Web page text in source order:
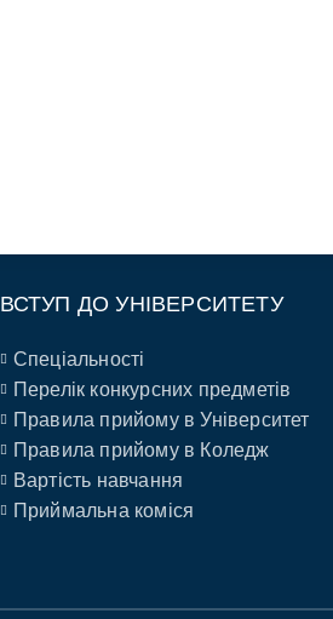
ВСТУП ДО УНІВЕРСИТЕТУ
Спеціальності
Перелік конкурсних предметів
Правила прийому в Університет
Правила прийому в Коледж
Вартість навчання
Приймальна коміся